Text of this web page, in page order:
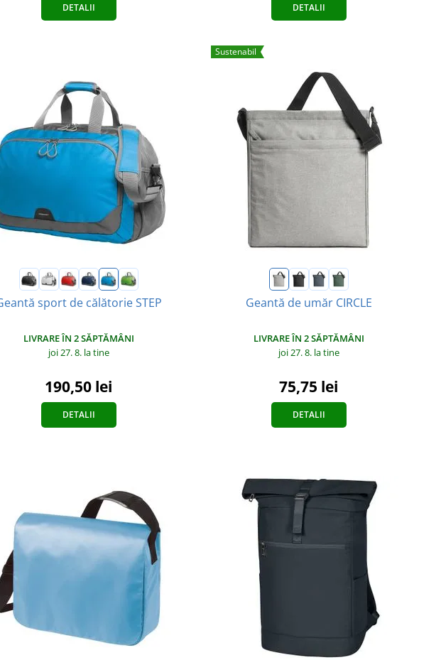
DETALII DETALII
sport de călătorie STEP
LIVRARE ÎN 2 SĂPTĂMÂNI
joi 27. 8. la tine
190,50 lei
DETALII
Sustenabil
Geantă de umăr CIRCLE
LIVRARE ÎN 2 SĂPTĂMÂNI
joi 27. 8. la tine
75,75 lei
DETALII